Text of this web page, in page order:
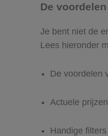
De
Je bent niet de
Lees hieronder
De voordelen
Actuele
Handige